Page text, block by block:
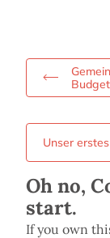
Unser
Oh no,
start.
If you own